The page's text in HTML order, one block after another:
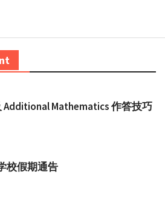
Additional Mathematics 作答技巧
校假期通告